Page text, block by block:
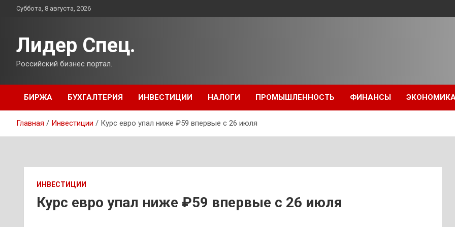
ПерейтиСуббота, 8 августа, 2026
Лидер Спец.
Российский бизнес портал.
БИРЖА БУХГАЛТЕРИЯ ИНВЕСТИЦИИ НАЛОГИ ПРОМЫШЛЕННОСТЬ ФИНАНСЫ
Главная Инвестиции Курс евро упал ниже ₽59 впервые с 26 июля
ИНВЕСТИЦИИ
Курс евро упал ниже ₽59 впервые с 26 июля